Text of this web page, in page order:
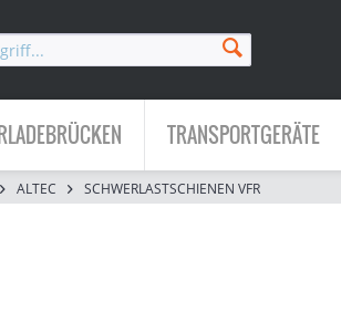
TRANSPORTGERÄTE
ALTEC SCHWERLASTSCHIENEN VFR